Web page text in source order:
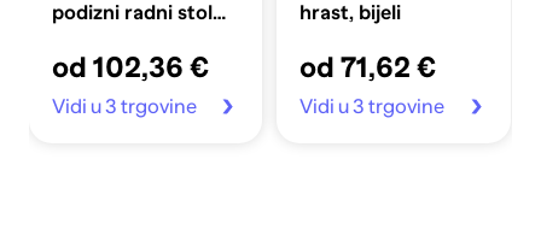
podizni radni stol
C priključkom za
punjenje, crni
od 102,36 €
Vidi u 3 trgovine
hrast, bijeli
od 71,62 €
Vidi u 3 trgovine